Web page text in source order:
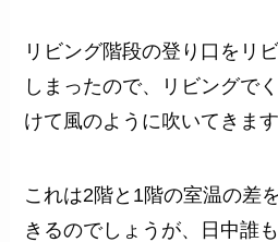
リビング階段の登り口をリ
しまったので、リビングで
けて風のように吹いてきます
これは2階と1階の室温の差
きるのでしょうが、日中誰